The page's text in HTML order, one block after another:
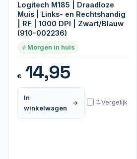
Logitech M185 | Draadloze
Muis | Links- en Rechtshandig
| RF | 1000 DPI | Zwart/Blauw
(910-002236)
Morgen in huis
€14,95
In
winkelwagen
Vergelijk